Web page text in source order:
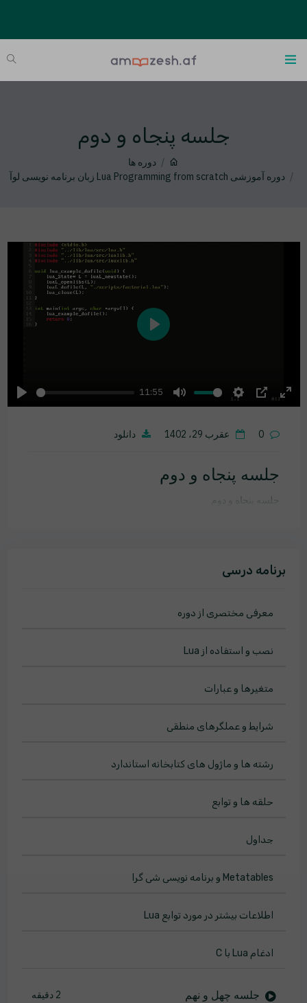
جلسه پنجاه و دوم
دوره ها
دوره آموزشی Lua Programming from scratch زبان برنامه نویسی لوآ
Play
11:55
Mute Settings
PIP
Play
0 عقرب 29، 1402 دانلود
جلسه پنجاه و دوم
جلسه پنجاه و دوم
برنامه درسی
معرفی مختصری از دوره
نصب و استفاده از Lua
متغیرها و عبارات
شرایط و عملگرهای منطقی
رشته ها و ماژول های کتابخانه استاندارد
حلقه ها و توابع
جداول
Metatables و برنامه نویسی شی گرا
اطلاعات بیشتر در مورد توابع Lua
ادغام Lua با C
جلسه چهل و نهم 2 دقیقه